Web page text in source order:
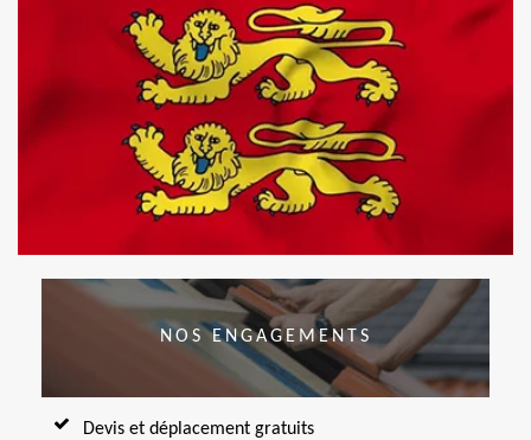
NOS ENGAGEMENTS
Devis et déplacement gratuits